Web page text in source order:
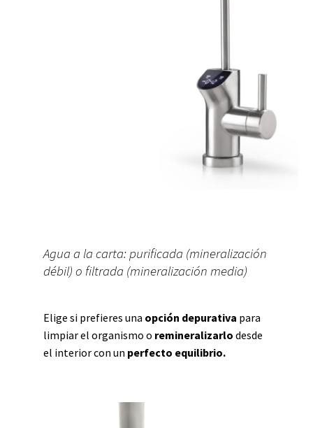
Agua a la carta: purificada (mineralización
débil) o filtrada (mineralización media)
Elige si prefieres una opción depurativa para
limpiar el organismo o remineralizarlo desde
el interior con un perfecto equilibrio.